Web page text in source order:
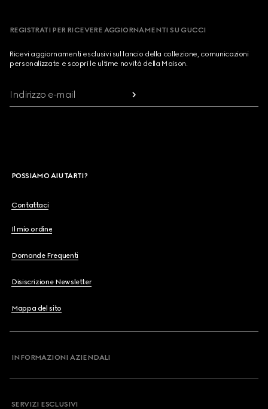
REGISTRATI PER RICEVERE AGGIORNAMENTI SU GUCCI
Ricevi aggiornamenti esclusivi sul lancio della collezione, comunicazioni
personalizzate e scopri le ultime novità della Maison.
Indirizzo e-mail
POSSIAMO AIUTARTI?
Contattaci
Il mio ordine
Domande Frequenti
Disiscrizione Newsletter
Mappa del sito
INFORMAZIONI AZIENDALI
SERVIZI ESCLUSIVI